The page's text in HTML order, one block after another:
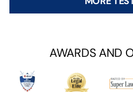
AWARDS AND